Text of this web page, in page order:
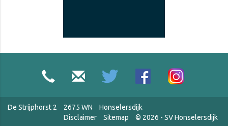
De Strijphorst 2 2675 WN
Honselersdijk
Disclaimer
Sitemap © 2026 - SV Honselersdijk